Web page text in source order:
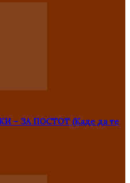
– ЗА ПОСТОТ (Каде да те